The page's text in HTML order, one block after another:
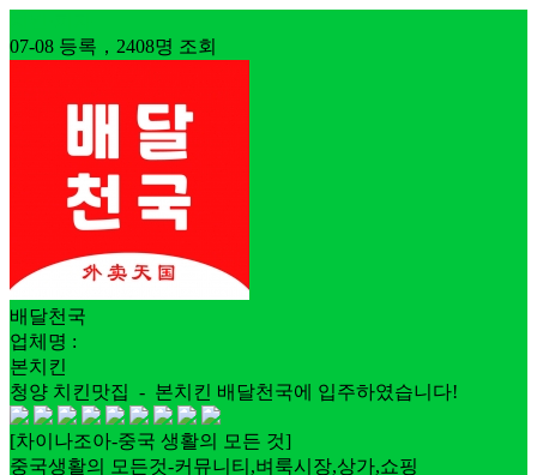
07-08 등록，2408명 조회
배달천국
업체명 :
본치킨
청양 치킨맛집 - 본치킨 배달천국에 입주하였습니다!
[차이나조아-중국 생활의 모든 것]
중국생활의 모든것-커뮤니티,벼룩시장,상가,쇼핑